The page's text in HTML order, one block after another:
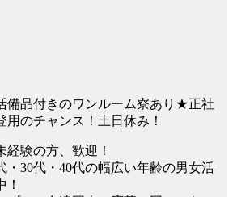
備品付きのワンルーム寮あり★正社
用のチャンス！土日休み！
験の方、歓迎！
・30代・40代の幅広い年齢の男女活
！